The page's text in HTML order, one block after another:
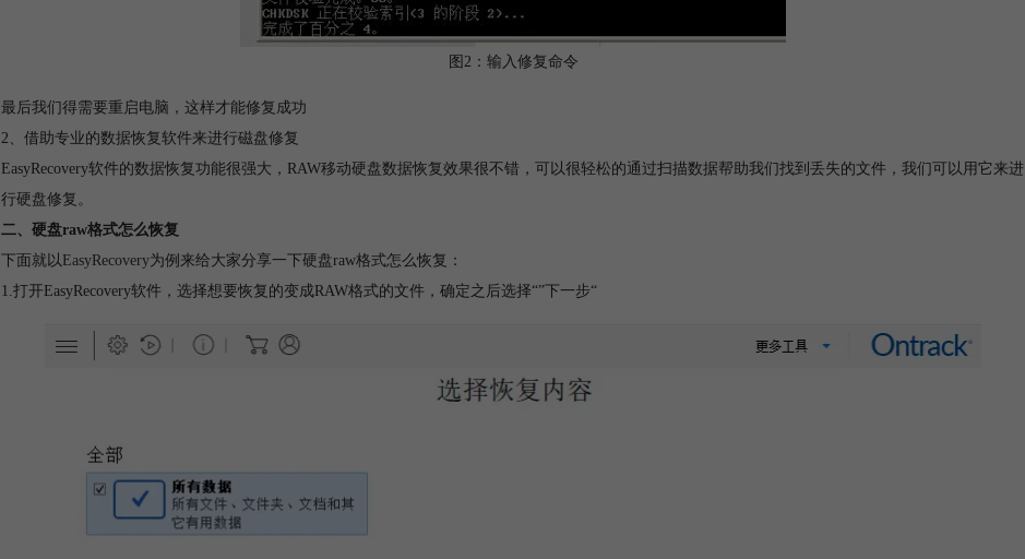
图2：输入修复命令
最后我们得需要重启电脑，这样才能修复成功
2、借助专业的数据恢复软件来进行磁盘修复
EasyRecovery软件的数据恢复功能很强大，RAW移动硬盘数据恢复效果很不错，可以很轻松的通过扫描数据帮助我们找到丢失的文件，我们可以用它来进
行硬盘修复。
二、硬盘raw格式怎么恢复
下面就以EasyRecovery为例来给大家分享一下硬盘raw格式怎么恢复：
1.打开EasyRecovery软件，选择想要恢复的变成RAW格式的文件，确定之后选择“”下一步“